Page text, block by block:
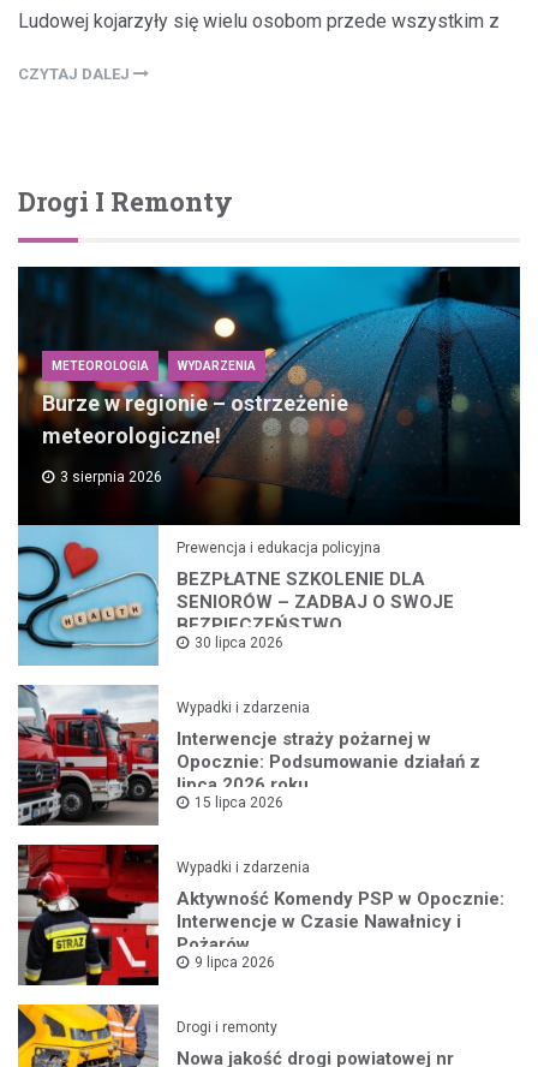
Ludowej kojarzyły się wielu osobom przede wszystkim z
CZYTAJ DALEJ
Drogi I Remonty
METEOROLOGIA WYDARZENIA
Burze w regionie – ostrzeżenie
meteorologiczne!
3 sierpnia 2026
Prewencja i edukacja policyjna
BEZPŁATNE SZKOLENIE DLA
SENIORÓW – ZADBAJ O SWOJE
BEZPIECZEŃSTWO
30 lipca 2026
Wypadki i zdarzenia
Interwencje straży pożarnej w
Opocznie: Podsumowanie działań z
lipca 2026 roku
15 lipca 2026
Wypadki i zdarzenia
Aktywność Komendy PSP w Opocznie:
Interwencje w Czasie Nawałnicy i
Pożarów
9 lipca 2026
Drogi i remonty
Nowa jakość drogi powiatowej nr